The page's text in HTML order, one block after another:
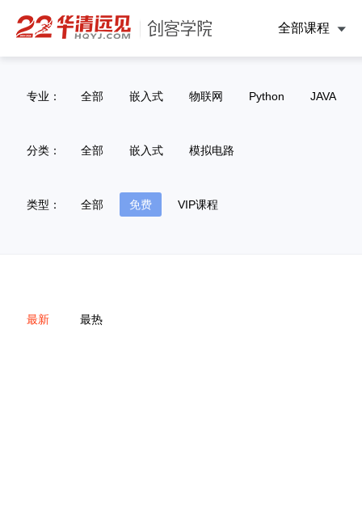
全部课程
专业： 全部 嵌入式 物联网 Python JAVA
分类： 全部 嵌入式 模拟电路
类型： 全部 免费 VIP课程
最新 最热